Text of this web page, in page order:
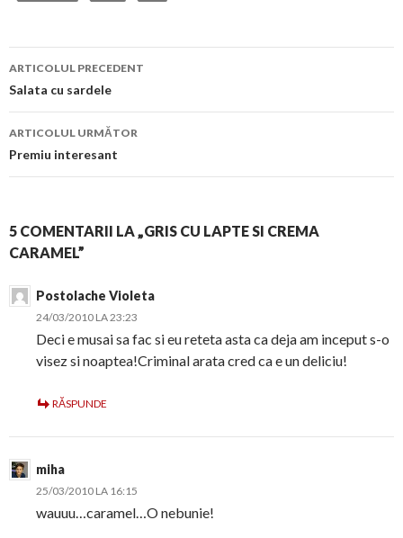
Navigare
în
articol
ARTICOLUL PRECEDENT
Salata cu sardele
ARTICOLUL URMĂTOR
Premiu interesant
5 COMENTARII LA „GRIS CU LAPTE SI CREMA
CARAMEL”
Postolache Violeta
24/03/2010 LA 23:23
Deci e musai sa fac si eu reteta asta ca deja am inceput s-o
visez si noaptea!Criminal arata cred ca e un deliciu!
RĂSPUNDE
miha
25/03/2010 LA 16:15
wauuu…caramel…O nebunie!